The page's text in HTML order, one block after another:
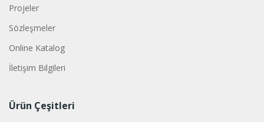
Projeler
Sözleşmeler
Online Katalog
İletişim Bilgileri
Ürün Çeşitleri